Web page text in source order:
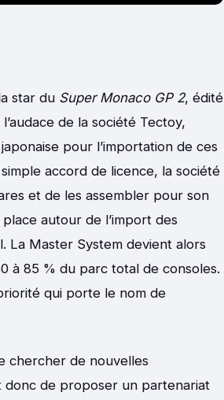
star du Super Monaco GP 2, édité
de la société Tectoy,
pour l’importation de ces
accord de licence, la société
et de les assembler pour son
autour de l’import des
La Master System devient alors
à 85 % du parc total de consoles.
qui porte le nom de
chercher de nouvelles
donc de proposer un partenariat